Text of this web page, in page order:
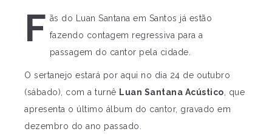
F ãs do Luan Santana em Santos já estão
fazendo contagem regressiva para a
passagem do cantor pela cidade.
O sertanejo estará por aqui no dia 24 de outubro
(sábado), com a turnê Luan Santana Acústico , que
apresenta o último álbum do cantor, gravado em
dezembro do ano passado.